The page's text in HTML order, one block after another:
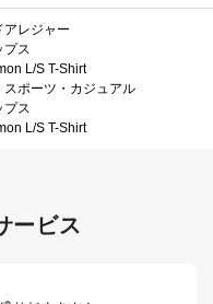
アレジャー
プス
L/S T-Shirt
スポーツ・カジュアル
プス
L/S T-Shirt
ービス